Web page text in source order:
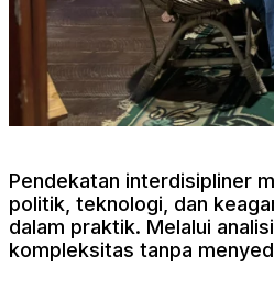
Pendekatan interdisipliner
politik, teknologi, dan
dalam praktik. Melalui
kompleksitas tanpa